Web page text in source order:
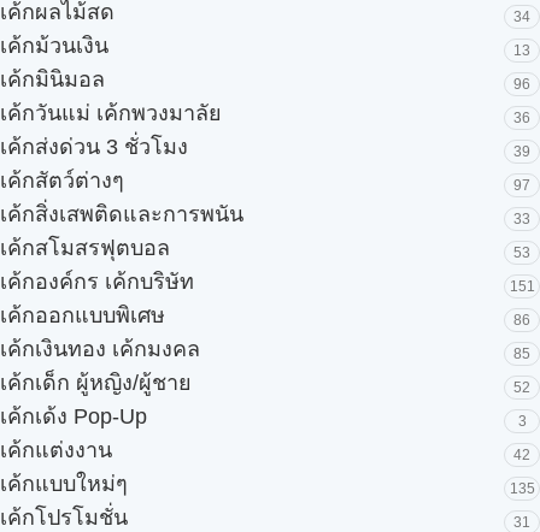
เค้กผลไม้สด 34
เค้กม้วนเงิน 13
เค้กมินิมอล 96
เค้กวันแม่ เค้กพวงมาลัย 36
เค้กส่งด่วน 3 ชั่วโมง 39
เค้กสัตว์ต่างๆ 97
เค้กสิ่งเสพติดและการพนัน 33
เค้กสโมสรฟุตบอล 53
เค้กองค์กร เค้กบริษัท 151
เค้กออกแบบพิเศษ 86
เค้กเงินทอง เค้กมงคล 85
เค้กเด็ก ผู้หญิง/ผู้ชาย 52
เค้กเด้ง Pop-Up 3
เค้กแต่งงาน 42
เค้กแบบใหม่ๆ 135
เค้กโปรโมชั่น 31